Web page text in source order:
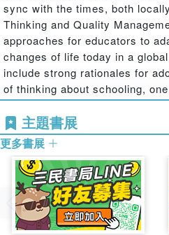
sync with the times, both
Thinking and Quality
approaches for educators to
changes of life today in a
include strong rationales for
of thinking about schooling,
life as it is now evolving
success are abundant, which
of a systems approach to
the complex context of
report up-to-date evidence of
Thinking to continuously
conditions.
主題書展
更多書展